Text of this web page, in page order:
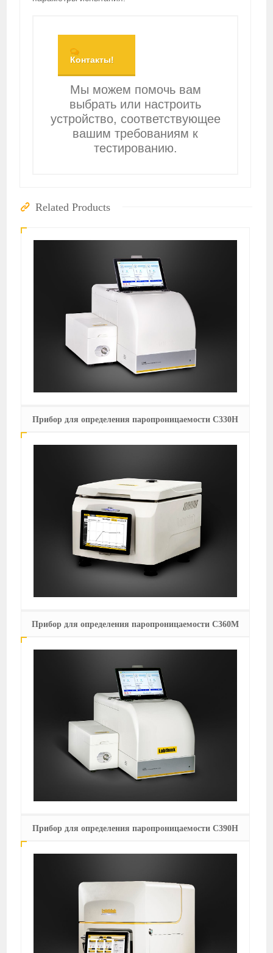
Контакты!
Мы можем помочь вам
выбрать или настроить
устройство, соответствующее
вашим требованиям к
тестированию.
Related Products
Прибор для определения паропроницаемости C330H
Прибор для определения паропроницаемости C360M
Прибор для определения паропроницаемости C390H